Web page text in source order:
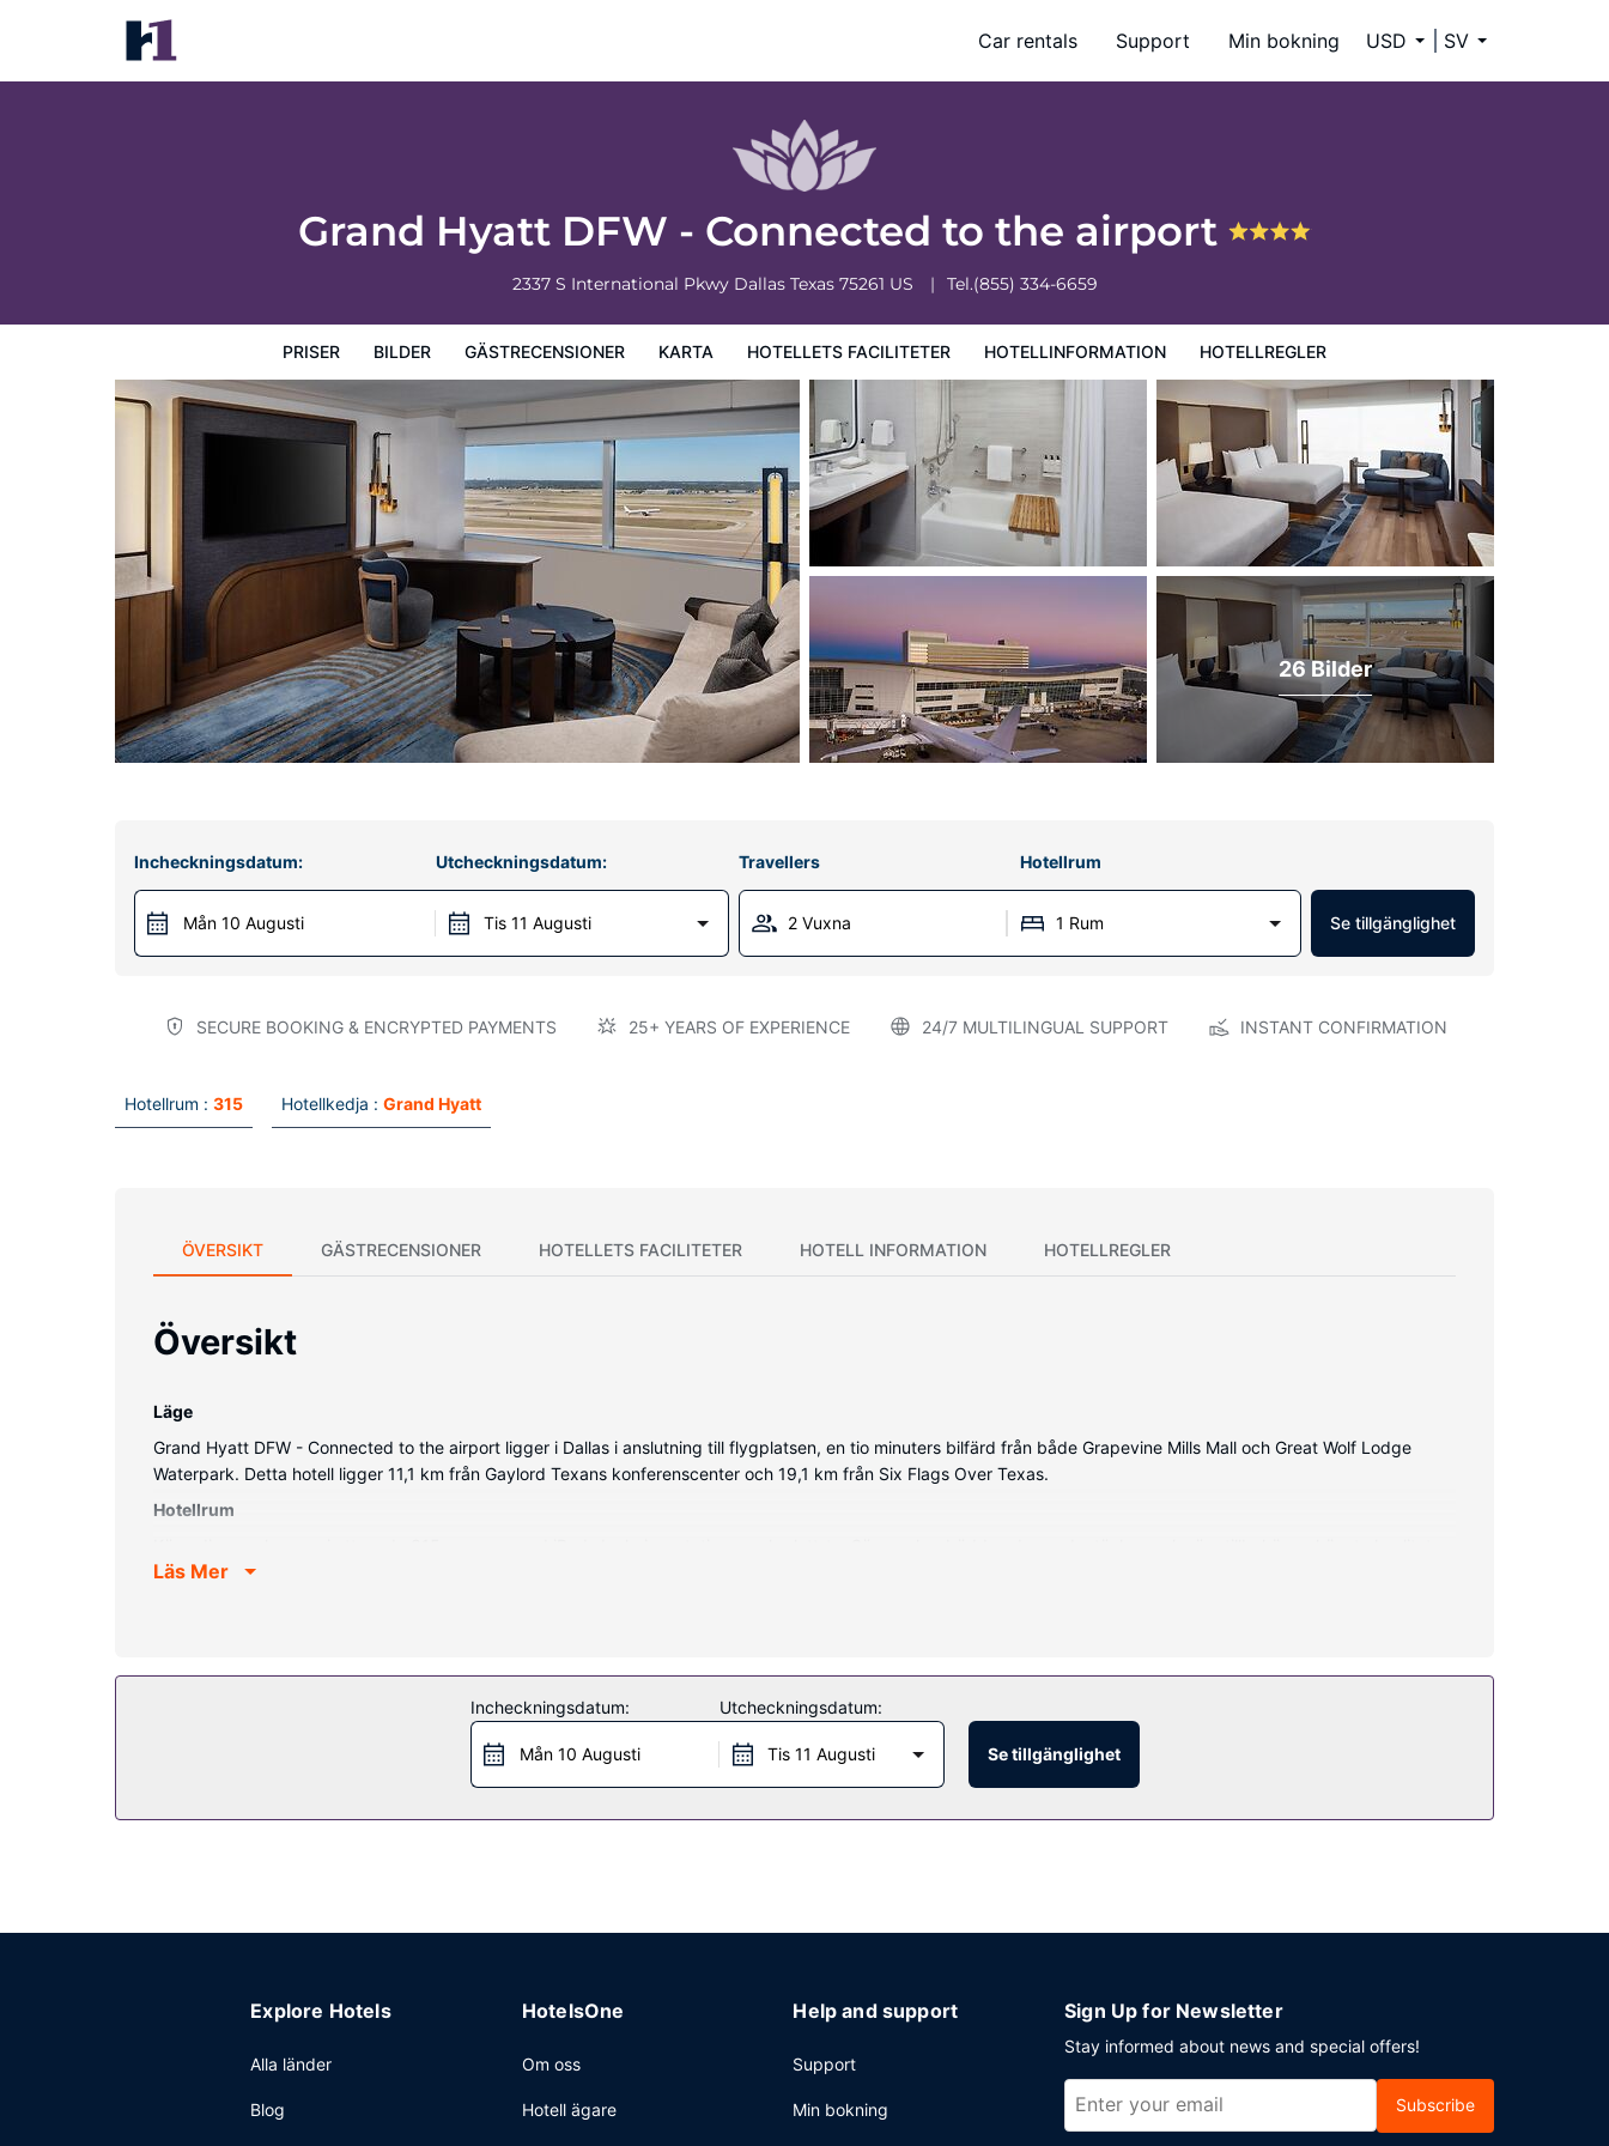
Car rentals Support Min bokning USD SV
Grand Hyatt DFW - Connected to the airport
2337 S International Pkwy Dallas Texas 75261 US Tel.(855) 334-6659
PRISER BILDER GÄSTRECENSIONER KARTA HOTELLETS FACILITETER HOTELLINFORMATION HOTELLREGLER
Grand Hyatt DFW - Connected to the airport
Priser
26 Bilder
Incheckningsdatum:
Mån 10 Augusti
Utcheckningsdatum:
Tis 11 Augusti
Travellers Hotellrum
2 Vuxna 1 Rum Se tillgänglighet
SECURE BOOKING & ENCRYPTED PAYMENTS 25+ YEARS OF EXPERIENCE 24/7 MULTILINGUAL SUPPORT INSTANT CONFIRMATION
Hotellrum : 315 Hotellkedja : Grand Hyatt
ÖVERSIKT GÄSTRECENSIONER HOTELLETS FACILITETER HOTELL INFORMATION HOTELLREGLER
Översikt
Läge
Grand Hyatt DFW - Connected to the airport ligger i Dallas i anslutning till flygplatsen, en tio minuters bilfärd från både Grapevine Mills Mall och Great Wolf Lodge
Waterpark. Detta hotell ligger 11,1 km från Gaylord Texans konferenscenter och 19,1 km från Six Flags Over Texas.
Hotellrum
Med gratis fast internetanslutning och wi-fi håller du dig uppkopplad, medan satellitkanaler står för underhållningen. Privat badrum med badkar och dusch,
tidningskiosk. Gäster kan enkelt ta sig till lokala attraktioner med boendets buss (avgift tillkommer).
Du kan äta lunch och middag på hotellets restaurang Grand Met, som specialiserar sig på medelhavsköket. Du kan även äta gott på deras kafé eller bara ta det lugnt
på rummet med rumsservice (under begränsade tider). Avsluta dagen med en drink på boendets bar. Frukost enligt egen beställning serveras dagligen mot en avgift
från 06.30 till 11.00.
Läs Mer
Incheckningsdatum:
Mån 10 Augusti
Utcheckningsdatum:
Tis 11 Augusti Se tillgänglighet
Explore Hotels
Alla länder
Blog
HotelsOne
Om oss
Hotell ägare
Help and support
Support
Min bokning
Sign Up for Newsletter
Stay informed about news and special offers!
Subscribe